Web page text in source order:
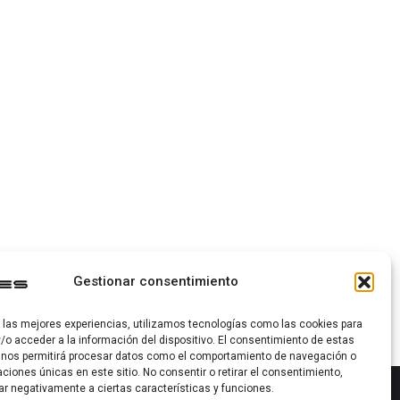
Gestionar consentimiento
las mejores experiencias, utilizamos tecnologías como las cookies para
o acceder a la información del dispositivo. El consentimiento de estas
permitirá procesar datos como el comportamiento de navegación o
únicas en este sitio. No consentir o retirar el consentimiento,
negativamente a ciertas características y funciones.